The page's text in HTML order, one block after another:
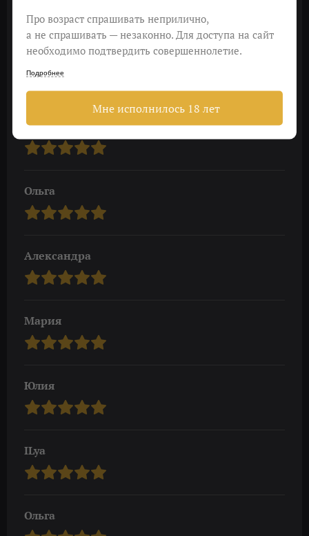
Leon.sergee
Екатерина
Ольга
Александра
Мария
Юлия
ILya
Ольга
Про возраст спрашивать неприлично,
а не спрашивать — незаконно. Для доступа на сайт
необходимо подтвердить совершеннолетие.
Подробнее
Мне исполнилось 18 лет